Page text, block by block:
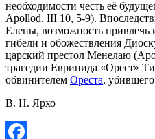
необходимости честь её
Apollod. III 10, 5-9).
Елены, возможность привлечь
гибели и обожествления
царский престол Менелаю
трагедии Еврипида «Орест»
обвинителем Ореста,
В. Н. Ярхо